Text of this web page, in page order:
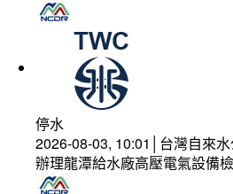
停水
2026-08-03, 10:01│台灣自來
辦理龍潭給水廠高壓電氣設備